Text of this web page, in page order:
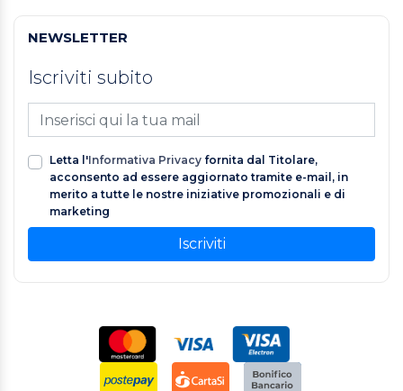
NEWSLETTER
Iscriviti subito
Letta l'Informativa Privacy fornita dal Titolare,
acconsento ad essere aggiornato tramite e-mail, in
merito a tutte le nostre iniziative promozionali e di
marketing
Iscriviti